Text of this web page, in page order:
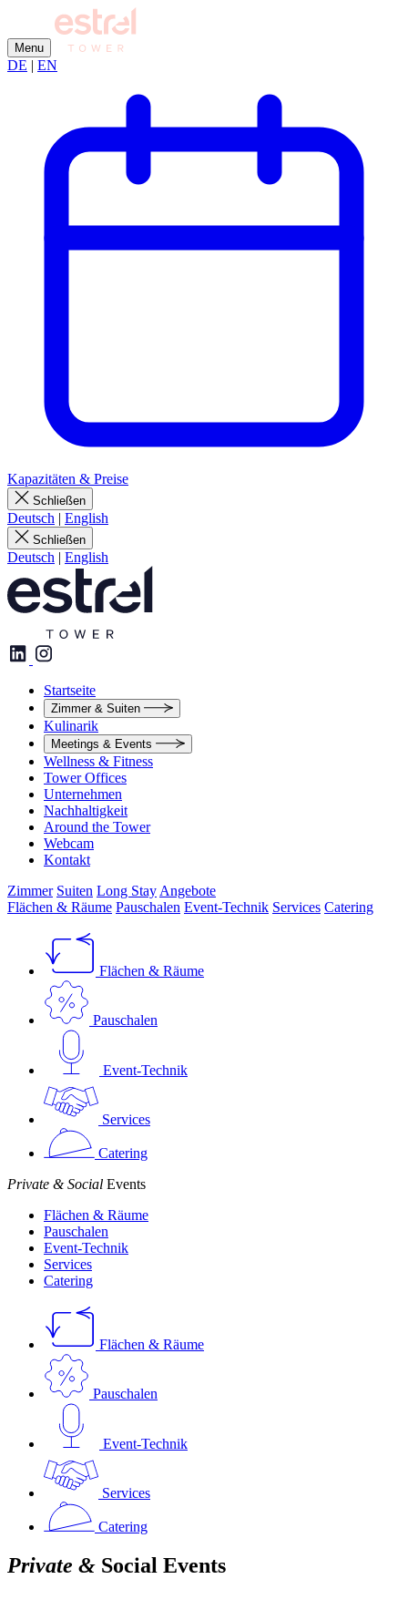
Menu
DE | EN
Kapazitäten & Preise
Schließen
Deutsch | English
Schließen
Deutsch | English
Startseite
Zimmer & Suiten
Kulinarik
Meetings & Events
Wellness & Fitness
Tower Offices
Unternehmen
Nachhaltigkeit
Around the Tower
Webcam
Kontakt
Zimmer Suiten Long Stay Angebote
Flächen & Räume Pauschalen Event-Technik Services Catering
Flächen & Räume
Pauschalen
Event-Technik
Services
Catering
Private & Social Events
Flächen & Räume
Pauschalen
Event-Technik
Services
Catering
Flächen & Räume
Pauschalen
Event-Technik
Services
Catering
Private & Social Events